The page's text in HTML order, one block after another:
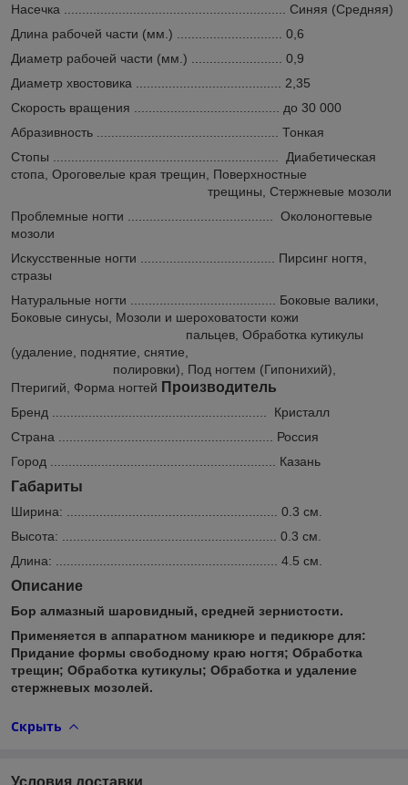
Насечка ............................................................. Синяя (Средняя)
Длина рабочей части (мм.) ............................. 0,6
Диаметр рабочей части (мм.) ......................... 0,9
Диаметр хвостовика ........................................ 2,35
Скорость вращения ........................................ до 30 000
Абразивность .................................................. Тонкая
Стопы .............................................................. Диабетическая
стопа, Ороговелые края трещин, Поверхностные
трещины, Стержневые мозоли
Проблемные ногти ........................................ Околоногтевые
мозоли
Искусственные ногти ..................................... Пирсинг ногтя,
стразы
Натуральные ногти ........................................ Боковые валики,
Боковые синусы, Мозоли и шероховатости кожи
пальцев, Обработка кутикулы
(удаление, поднятие, снятие,
полировки), Под ногтем (Гипонихий),
Птеригий, Форма ногтей Производитель
Бренд ........................................................... Кристалл
Страна ........................................................... Россия
Город .............................................................. Казань
Габариты
Ширина: .......................................................... 0.3 см.
Высота: ........................................................... 0.3 см.
Длина: ............................................................. 4.5 см.
Описание
Бор алмазный шаровидный, средней зернистости.
Применяется в аппаратном маникюре и педикюре для:
Придание формы свободному краю ногтя; Обработка
трещин; Обработка кутикулы; Обработка и удаление
стержневых мозолей.
Скрыть
Условия доставки